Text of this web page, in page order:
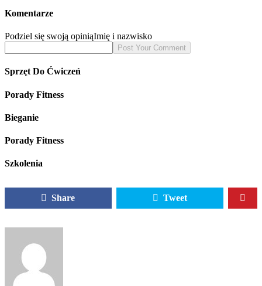
Komentarze
Podziel się swoją opiniąImię i nazwisko
Sprzęt Do Ćwiczeń
Porady Fitness
Bieganie
Porady Fitness
Szkolenia
Share Tweet